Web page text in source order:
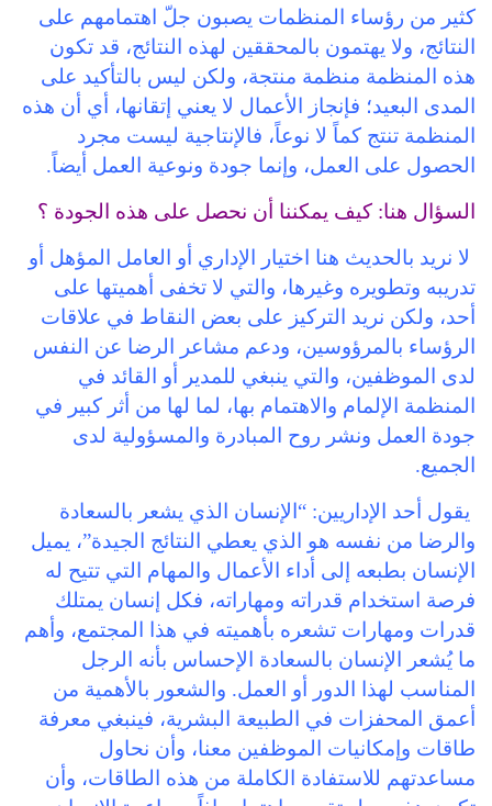
كثير من رؤساء المنظمات يصبون جلّ اهتمامهم على
النتائج، ولا يهتمون بالمحققين لهذه النتائج، قد تكون
هذه المنظمة منظمة منتجة، ولكن ليس بالتأكيد على
المدى البعيد؛ فإنجاز الأعمال لا يعني إتقانها، أي أن هذه
المنظمة تنتج كماً لا نوعاً، فالإنتاجية ليست مجرد
الحصول على العمل، وإنما جودة ونوعية العمل أيضاً.
السؤال هنا: كيف يمكننا أن نحصل على هذه الجودة ؟
لا نريد بالحديث هنا اختيار الإداري أو العامل المؤهل أو
تدريبه وتطويره وغيرها، والتي لا تخفى أهميتها على
أحد، ولكن نريد التركيز على بعض النقاط في علاقات
الرؤساء بالمرؤوسين، ودعم مشاعر الرضا عن النفس
لدى الموظفين، والتي ينبغي للمدير أو القائد في
المنظمة الإلمام والاهتمام بها، لما لها من أثر كبير في
جودة العمل ونشر روح المبادرة والمسؤولية لدى
الجميع.
يقول أحد الإداريين: “الإنسان الذي يشعر بالسعادة
والرضا من نفسه هو الذي يعطي النتائج الجيدة”، يميل
الإنسان بطبعه إلى أداء الأعمال والمهام التي تتيح له
فرصة استخدام قدراته ومهاراته، فكل إنسان يمتلك
قدرات ومهارات تشعره بأهميته في هذا المجتمع، وأهم
ما يُشعر الإنسان بالسعادة الإحساس بأنه الرجل
المناسب لهذا الدور أو العمل. والشعور بالأهمية من
أعمق المحفزات في الطبيعة البشرية، فينبغي معرفة
طاقات وإمكانيات الموظفين معنا، وأن نحاول
مساعدتهم للاستفادة الكاملة من هذه الطاقات، وأن